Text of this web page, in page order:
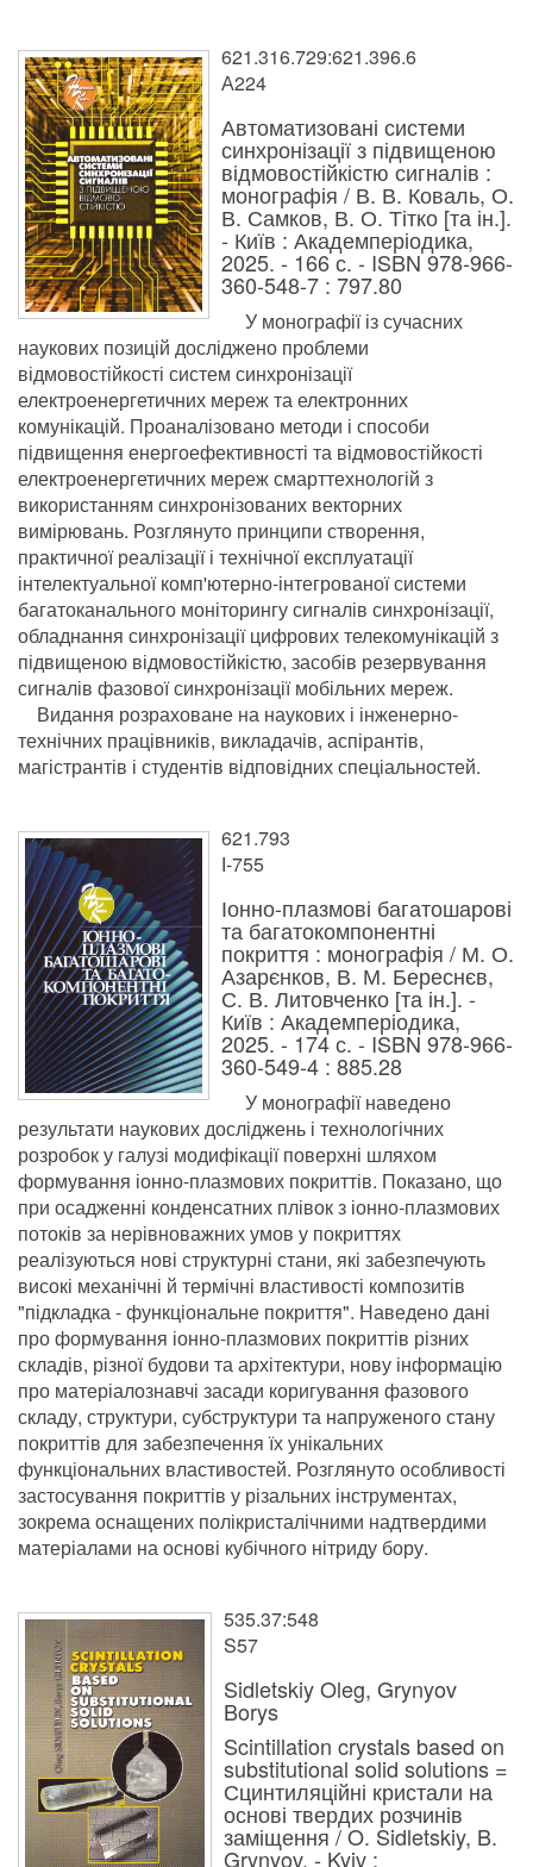
621.316.729:621.396.6
А224
Автоматизовані системи
синхронізації з підвищеною
відмовостійкістю сигналів :
монографія / В. В. Коваль, О.
В. Самков, В. О. Тітко [та ін.].
- Київ : Академперіодика,
2025. - 166 с. - ISBN 978-966-
360-548-7 : 797.80
У монографії із сучасних
наукових позицій досліджено проблеми
відмовостійкості систем синхронізації
електроенергетичних мереж та електронних
комунікацій. Проаналізовано методи і способи
підвищення енергоефективності та відмовостійкості
електроенергетичних мереж смарттехнологій з
використанням синхронізованих векторних
вимірювань. Розглянуто принципи створення,
практичної реалізації і технічної експлуатації
інтелектуальної комп'ютерно-інтегрованої системи
багатоканального моніторингу сигналів синхронізації,
обладнання синхронізації цифрових телекомунікацій з
підвищеною відмовостійкістю, засобів резервування
сигналів фазової синхронізації мобільних мереж.
Видання розраховане на наукових і інженерно-
технічних працівників, викладачів, аспірантів,
магістрантів і студентів відповідних спеціальностей.
621.793
І-755
Іонно-плазмові багатошарові
та багатокомпонентні
покриття : монографія / М. О.
Азарєнков, В. М. Береснєв,
С. В. Литовченко [та ін.]. -
Київ : Академперіодика,
2025. - 174 с. - ISBN 978-966-
360-549-4 : 885.28
У монографії наведено
результати наукових досліджень і технологічних
розробок у галузі модифікації поверхні шляхом
формування іонно-плазмових покриттів. Показано, що
при осадженні конденсатних плівок з іонно-плазмових
потоків за нерівноважних умов у покриттях
реалізуються нові структурні стани, які забезпечують
високі механічні й термічні властивості композитів
"підкладка - функціональне покриття". Наведено дані
про формування іонно-плазмових покриттів різних
складів, різної будови та архітектури, нову інформацію
про матеріалознавчі засади коригування фазового
складу, структури, субструктури та напруженого стану
покриттів для забезпечення їх унікальних
функціональних властивостей. Розглянуто особливості
застосування покриттів у різальних інструментах,
зокрема оснащених полікристалічними надтвердими
матеріалами на основі кубічного нітриду бору.
535.37:548
S57
Sidletskiy Oleg, Grynyov
Borys
Scintillation crystals based on
substitutional solid solutions =
Сцинтиляційні кристали на
основі твердих розчинів
заміщення / O. Sidletskiy, B.
Grynyov. - Kyiv :